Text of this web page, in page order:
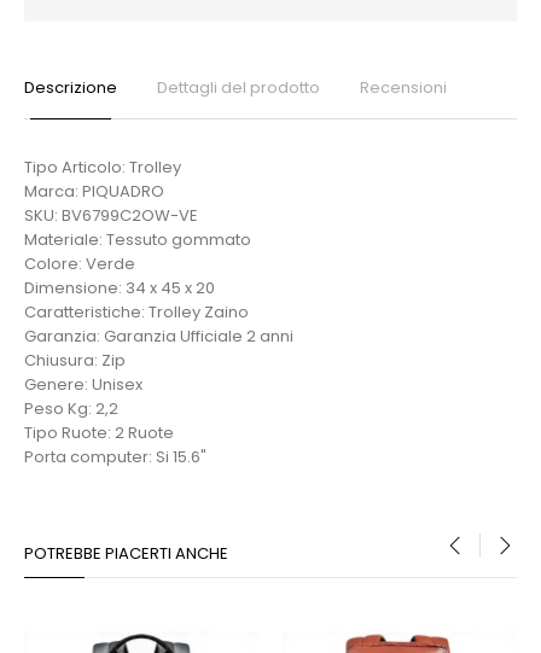
Descrizione Dettagli del prodotto Recensioni
Tipo Articolo: Trolley
Marca: PIQUADRO
SKU: BV6799C2OW-VE
Materiale: Tessuto gommato
Colore: Verde
Dimensione: 34 x 45 x 20
Caratteristiche: Trolley Zaino
Garanzia: Garanzia Ufficiale 2 anni
Chiusura: Zip
Genere: Unisex
Peso Kg: 2,2
Tipo Ruote: 2 Ruote
Porta computer: Si 15.6"
POTREBBE PIACERTI ANCHE